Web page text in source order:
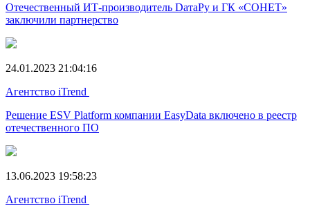
Отечественный ИТ-производитель DатаРу и ГК «СОНЕТ»
заключили партнерство
24.01.2023 21:04:16
Агентство iTrend
Решение ESV Platform компании EasyData включено в реестр
отечественного ПО
13.06.2023 19:58:23
Агентство iTrend